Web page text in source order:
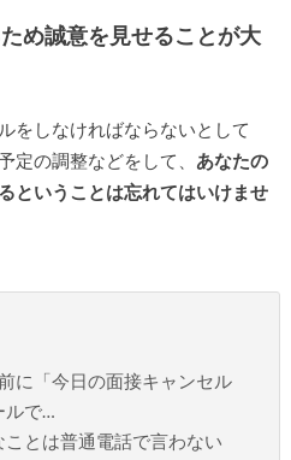
め誠意を見せることが大
をしなければならないとして
定の調整などをして、 あなたの
ということは忘れてはいけませ
に「今日の面接キャンセル
ルで…
とは普通電話で言わない